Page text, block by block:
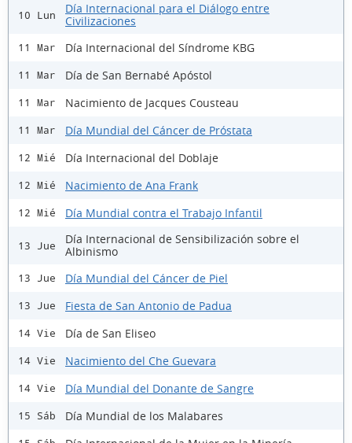
10 Lun
Día Internacional para el Diálogo entre
Civilizaciones
11 Mar Día Internacional del Síndrome KBG
11 Mar Día de San Bernabé Apóstol
11 Mar Nacimiento de Jacques Cousteau
11 Mar Día Mundial del Cáncer de Próstata
12 Mié Día Internacional del Doblaje
12 Mié Nacimiento de Ana Frank
12 Mié Día Mundial contra el Trabajo Infantil
13 Jue
Día Internacional de Sensibilización sobre el
Albinismo
13 Jue Día Mundial del Cáncer de Piel
13 Jue Fiesta de San Antonio de Padua
14 Vie Día de San Eliseo
14 Vie Nacimiento del Che Guevara
14 Vie Día Mundial del Donante de Sangre
15 Sáb Día Mundial de los Malabares